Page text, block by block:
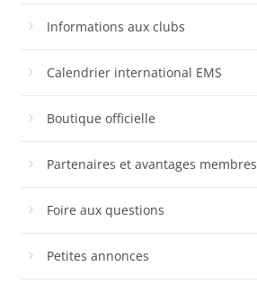
Informations aux clubs
Calendrier international EMS
Boutique officielle
Partenaires et avantages membres
Foire aux questions
Petites annonces